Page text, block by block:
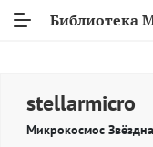
Библиотека
stellarmicro
Микрокосмос